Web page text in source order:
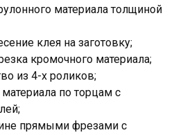
материала толщиной
клея на заготовку;
кромочного материала;
из 4-х роликов;
по торцам с
прямыми фрезами с